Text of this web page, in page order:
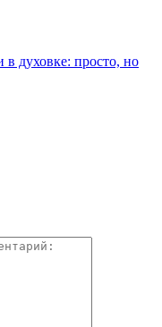
духовке: просто, но